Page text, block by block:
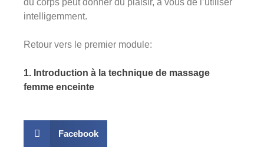
du corps peut donner du plaisir, à vous de l’utiliser
intelligemment.
Retour vers le premier module:
1. Introduction à la technique de massage
femme enceinte
Facebook